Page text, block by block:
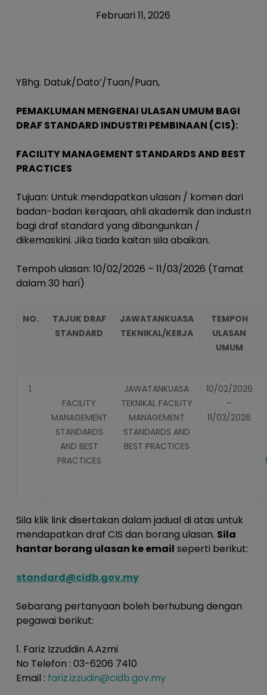
Februari 11, 2026
YBhg. Datuk/Dato’/Tuan/Puan,
PEMAKLUMAN MENGENAI ULASAN UMUM BAGI
DRAF STANDARD INDUSTRI PEMBINAAN (CIS):
FACILITY MANAGEMENT STANDARDS AND BEST
PRACTICES
Tujuan: Untuk mendapatkan ulasan / komen dari
badan-badan kerajaan, ahli akademik dan industri
bagi draf standard yang dibangunkan /
dikemaskini. Jika tiada kaitan sila abaikan.
Tempoh ulasan: 10/02/2026 – 11/03/2026 (Tamat
dalam 30 hari)
NO.
TAJUK DRAF
STANDARD
JAWATANKUASA
TEKNIKAL/KERJA
TEMPOH
ULASAN
UMUM
1.
FACILITY
MANAGEMENT
STANDARDS
AND BEST
PRACTICES
JAWATANKUASA
TEKNIKAL FACILITY
MANAGEMENT
STANDARDS AND
BEST PRACTICES
10/02/2026
–
11/03/2026
Sila klik link disertakan dalam jadual di atas untuk
mendapatkan draf CIS dan borang ulasan. Sila
hantar borang ulasan ke email seperti berikut:
standard@cidb.gov.my
Sebarang pertanyaan boleh berhubung dengan
pegawai berikut:
1. Fariz Izzuddin A.Azmi
No Telefon : 03-6206 7410
Email : fariz.izzudin@cidb.gov.my